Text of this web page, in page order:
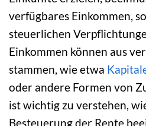
verfügbares Einkommen,
steuerlichen
Einkommen können aus
stammen, wie etwa
oder andere Formen von
ist wichtig zu verstehen,
Besteuerung der Rente